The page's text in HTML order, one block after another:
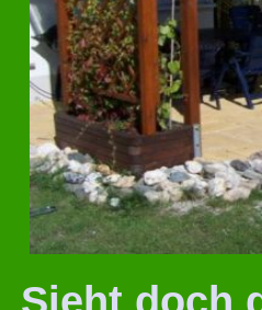
doch